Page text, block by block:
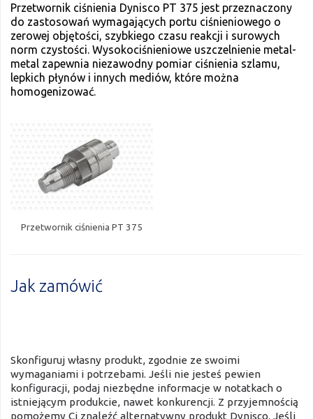
Przetwornik ciśnienia Dynisco PT 375 jest przeznaczony
do zastosowań wymagających portu ciśnieniowego o
zerowej objętości, szybkiego czasu reakcji i surowych
norm czystości. Wysokociśnieniowe uszczelnienie metal-
metal zapewnia niezawodny pomiar ciśnienia szlamu,
lepkich płynów i innych mediów, które można
homogenizować.
Przetwornik ciśnienia PT 375
Jak zamówić
Skonfiguruj własny produkt, zgodnie ze swoimi
wymaganiami i potrzebami. Jeśli nie jesteś pewien
konfiguracji, podaj niezbędne informacje w notatkach o
istniejącym produkcie, nawet konkurencji. Z przyjemnością
pomożemy Ci znaleźć alternatywny produkt Dynisco. Jeśli